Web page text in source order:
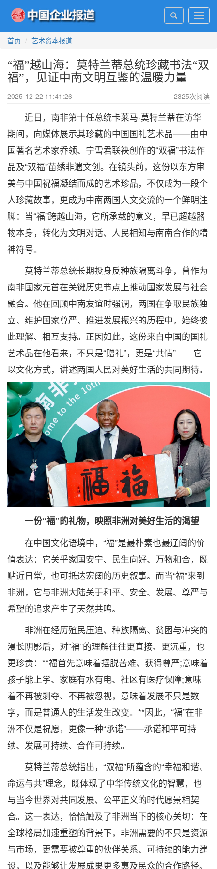
首页
艺术资本报道
“福”越山海：莫特兰蒂总统珍藏书法“双
福”，见证中南文明互鉴的温暖力量
2025-12-22 11:41:26 2325次阅读
近日，南非第十任总统卡莱马·莫特兰蒂在访华
期间，向媒体展示其珍藏的中国国礼艺术品——由中
国著名艺术家乔领、宁雪君联袂创作的“双福”书法作
品及“双福”苗绣非遗文创。在镜头前，这份以东方审
美与中国祝福凝结而成的艺术珍品，不仅成为一段个
人珍藏故事，更成为中南两国人文交流的一个鲜明注
脚：当“福”跨越山海，它所承载的意义，早已超越器
物本身，转化为文明对话、人民相知与南南合作的精
神符号。
莫特兰蒂总统长期投身反种族隔离斗争，曾作为
南非国家元首在关键历史节点上推动国家发展与社会
融合。他在回顾中南友谊时强调，两国在争取民族独
立、维护国家尊严、推进发展振兴的历程中，始终彼
此理解、相互支持。正因如此，这份来自中国的国礼
艺术品在他看来，不只是“赠礼”，更是“共情”——它
以文化方式，讲述两国人民对美好生活的共同期待。
一份“福”的礼物，映照非洲对美好生活的渴望
在中国文化语境中，“福”是最朴素也最辽阔的价
值表达：它关乎家国安宁、民生向好、万物和合，既
贴近日常，也可抵达宏阔的历史叙事。而当“福”来到
非洲，它与非洲大陆关于和平、安全、发展、尊严与
希望的追求产生了天然共鸣。
非洲在经历殖民压迫、种族隔离、贫困与冲突的
漫长阴影后，对“福”的理解往往更直接、更沉重，也
更珍贵：**福首先意味着摆脱苦难、获得尊严;意味着
孩子能上学、家庭有水有电、社区有医疗保障;意味
着不再被剥夺、不再被忽视，意味着发展不只是数
字，而是普通人的生活发生改变。**因此，“福”在非
洲不仅是祝愿，更像一种“承诺”——承诺和平可持
续、发展可持续、合作可持续。
莫特兰蒂总统指出，“双福”所蕴含的“幸福和谐、
命运与共”理念，既体现了中华传统文化的智慧，也
与当今世界对共同发展、公平正义的时代愿景相契
合。这一表达，恰恰触及了非洲当下的核心关切：在
全球格局加速重塑的背景下，非洲需要的不只是资源
与市场，更需要被尊重的伙伴关系、可持续的能力建
设，以及能够让发展成果更多惠及民众的合作路径。